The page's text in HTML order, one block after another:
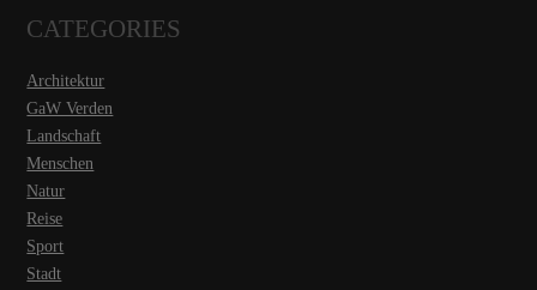
CATEGORIES
Architektur
GaW Verden
Landschaft
Menschen
Natur
Reise
Sport
Stadt